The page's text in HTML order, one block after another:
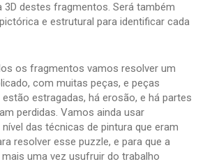
destes fragmentos. Será também
e estrutural para identificar cada
os fragmentos vamos resolver um
com muitas peças, e peças
estragadas, há erosão, e há partes
perdidas. Vamos ainda usar
das técnicas de pintura que eram
resolver esse puzzle, e para que a
uma vez usufruir do trabalho